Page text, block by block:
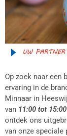
Op zoek naar een
ervaring in de
Minnaar in
van 11:00 tot
ontdek ons
van onze speciale